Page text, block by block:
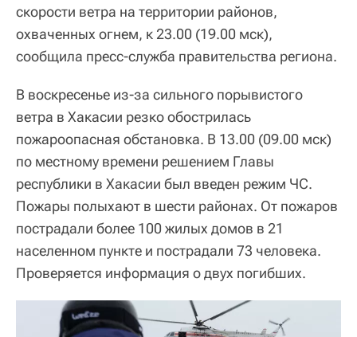
скорости ветра на территории районов,
охваченных огнем, к 23.00 (19.00 мск),
сообщила пресс-служба правительства региона.
В воскресенье из-за сильного порывистого
ветра в Хакасии резко обострилась
пожароопасная обстановка. В 13.00 (09.00 мск)
по местному времени решением Главы
республики в Хакасии был введен режим ЧС.
Пожары полыхают в шести районах. От пожаров
пострадали более 100 жилых домов в 21
населенном пункте и пострадали 73 человека.
Проверяется информация о двух погибших.